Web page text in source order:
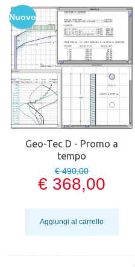
Nuovo
Geo-Tec D - Promo a
tempo
€ 490,00
€ 368,00
Aggiungi al carrello